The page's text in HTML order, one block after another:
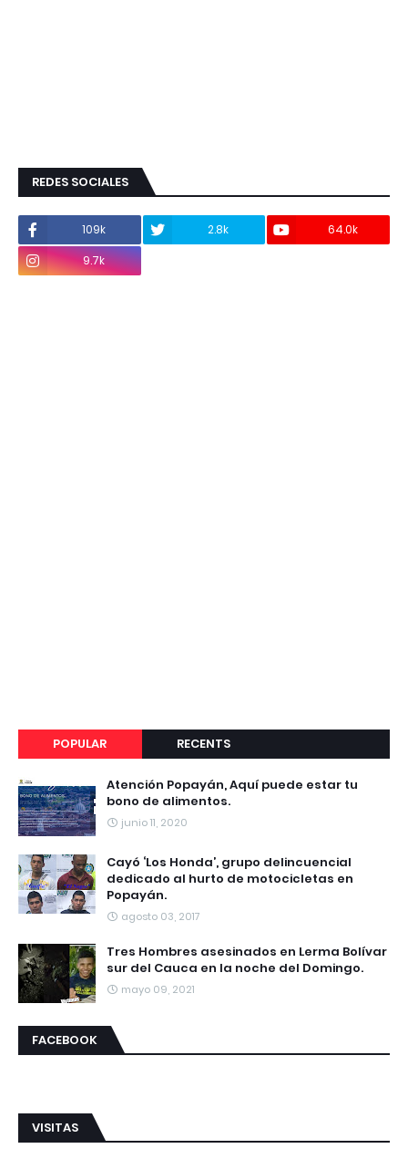
REDES SOCIALES
109k 2.8k
64.0k
9.7k
POPULAR RECENTS
Atención Popayán, Aquí puede estar tu
bono de alimentos.
junio 11, 2020
Cayó ‘Los Honda’, grupo delincuencial
dedicado al hurto de motocicletas en
Popayán.
agosto 03, 2017
Tres Hombres asesinados en Lerma Bolívar
sur del Cauca en la noche del Domingo.
mayo 09, 2021
FACEBOOK
VISITAS